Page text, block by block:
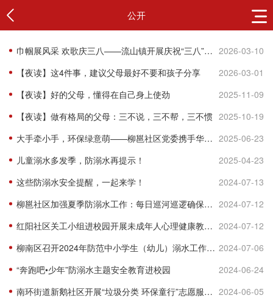
公开
巾帼展风采 欢歌庆三八——流山镇开展庆祝“三八”国际妇女节系列活动 2026-03-10
【夜读】这4件事，建议父母最好不要和孩子分享
2026-03-01
【夜读】好的父母，懂得在自己身上使劲
2025-11-09
【夜读】做有格局的父母：三不说，三不帮，三不惯 2025-10-19
大手牵小手，环保绿意萌——柳邕社区党委携手华柳佳苑幼儿园共筑垃圾分类“童”心桥 2025-06-23
儿童溺水多发季，防溺水再提示！
2025-04-23
这些防溺水安全提醒，一起来学！
2024-07-13
柳邕社区加强夏季防溺水工作：每日巡河巡逻确保青少年游泳安全 2024-07-12
红阳社区关工小组进校园开展未成年人心理健康教育宣讲活动 2024-07-12
柳南区召开2024年防范中小学生（幼儿）溺水工作视频调度会 2024-07-06
“奔跑吧•少年”防溺水主题安全教育进校园
2024-06-24
南环街道新鹅社区开展“垃圾分类 环保童行”志愿服务宣传活动 2024-06-05